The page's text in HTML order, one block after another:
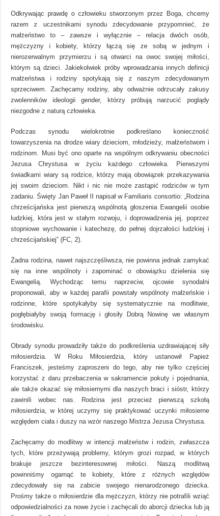
Odkrywając prawdę o człowieku stworzonym przez Boga, chcemy
razem z uczestnikami synodu zdecydowanie przypomnieć, że
małżeństwo to – zawsze i wyłącznie – relacja dwóch osób,
mężczyzny i kobiety, którzy łączą się ze sobą w jednym i
nierozerwalnym przymierzu i są otwarci na owoc swojej miłości,
którym są dzieci. Jakiekolwiek próby wprowadzania innych definicji
małżeństwa i rodziny spotykają się z naszym zdecydowanym
sprzeciwem. Zachęcamy rodziny, aby odważnie odrzucały zakusy
zwolenników ideologii gender, którzy próbują narzucić poglądy
niezgodne z naturą człowieka.
Podczas synodu wielokrotnie podkreślano konieczność
towarzyszenia na drodze wiary dzieciom, młodzieży, małżeństwom i
rodzinom. Musi być ono oparte na wspólnym odkrywaniu obecności
Jezusa Chrystusa w życiu każdego człowieka. Pierwszymi
świadkami wiary są rodzice, którzy mają obowiązek przekazywania
jej swoim dzieciom. Nikt i nic nie może zastąpić rodziców w tym
zadaniu. Święty Jan Paweł II napisał w Familiaris consortio: „Rodzina
chrześcijańska jest pierwszą wspólnotą głoszenia Ewangelii osobie
ludzkiej, która jest w stałym rozwoju, i doprowadzenia jej, poprzez
stopniowe wychowanie i katechezę, do pełnej dojrzałości ludzkiej i
chrześcijańskiej” (FC, 2).
Żadna rodzina, nawet najszczęśliwsza, nie powinna jednak zamykać
się na inne wspólnoty i zapominać o obowiązku dzielenia się
Ewangelią. Wychodząc temu naprzeciw, ojcowie synodalni
proponowali, aby w każdej parafii powstały wspólnoty małżeńskie i
rodzinne, które spotykałyby się systematycznie na modlitwie,
pogłębiałyby swoją formację i głosiły Dobrą Nowinę we własnym
środowisku.
Obrady synodu prowadziły także do podkreślenia uzdrawiającej siły
miłosierdzia. W Roku Miłosierdzia, który ustanowił Papież
Franciszek, jesteśmy zaproszeni do tego, aby nie tylko częściej
korzystać z daru przebaczenia w sakramencie pokuty i pojednania,
ale także okazać się miłosiernymi dla naszych braci i sióstr, którzy
zawinili wobec nas. Rodzina jest przecież pierwszą szkołą
miłosierdzia, w której uczymy się praktykować uczynki miłosierne
względem ciała i duszy na wzór naszego Mistrza Jezusa Chrystusa.
Zachęcamy do modlitwy w intencji małżeństw i rodzin, zwłaszcza
tych, które przeżywają problemy, którym grozi rozpad, w których
brakuje jeszcze bezinteresownej miłości. Naszą modlitwą
powinniśmy ogarnąć te kobiety, które z różnych względów
zdecydowały się na zabicie swojego nienarodzonego dziecka.
Prośmy także o miłosierdzie dla mężczyzn, którzy nie potrafili wziąć
odpowiedzialności za nowe życie i zachęcali do aborcji dziecka lub ją